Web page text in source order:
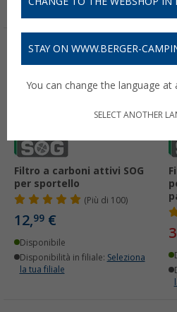
Filtro a carboni attivi SOG
per sportello
(Più di 100)
12,99 €
Disponibile
Disponibilità in filiale: Seleziona
la tua filiale
STAY ON WWW.BERGER-
You can change the language
SELECT ANOTHER